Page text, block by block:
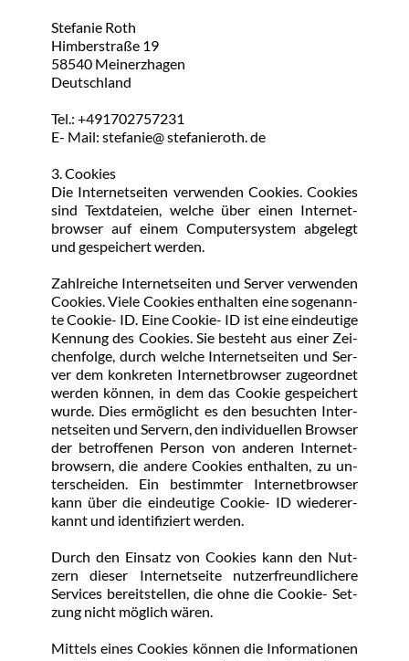
Ste­fa­nie Roth
Him­ber­stra­ße 19
58540 Mein­erz­ha­gen
Deutsch­land
Tel.: +491702757231
E- Mail: ste­fa­nie@ ste­fa­nieroth. de
3. Coo­kies
Die In­ter­net­sei­ten ver­wen­den Coo­kies. Coo­kies
sind Text­da­tei­en, wel­che über ei­nen In­ter­net­
brow­ser auf ei­nem Com­pu­ter­sys­tem ab­ge­legt
und ge­spei­chert wer­den.
Zahl­rei­che In­ter­net­sei­ten und Ser­ver ver­wen­den
Coo­kies. Vie­le Coo­kies ent­hal­ten ei­ne so­ge­nann­
te Coo­kie- ID. Ei­ne Coo­kie- ID ist ei­ne ein­deu­ti­ge
Ken­nung des Coo­kies. Sie be­steht aus ei­ner Zei­
chen­fol­ge, durch wel­che In­ter­net­sei­ten und Ser­
ver dem kon­kre­ten In­ter­net­brow­ser zu­ge­ord­net
wer­den kön­nen, in dem das Coo­kie ge­spei­chert
wur­de. Dies er­mög­licht es den be­such­ten In­ter­
net­sei­ten und Ser­vern, den in­di­vi­du­el­len Brow­ser
der be­trof­fe­nen Per­son von an­de­ren In­ter­net­
brow­sern, die an­de­re Coo­kies ent­hal­ten, zu un­
ter­schei­den. Ein be­stimm­ter In­ter­net­brow­ser
kann über die ein­deu­ti­ge Coo­kie- ID wie­der­er­
kannt und iden­ti­fi­ziert wer­den.
Durch den Ein­satz von Coo­kies kann den Nut­
zern die­ser In­ter­net­sei­te nut­zer­freund­li­che­re
Ser­vices be­reit­stel­len, die oh­ne die Coo­kie- Set­
zung nicht mög­lich wä­ren.
Mit­tels ei­nes Coo­kies kön­nen die In­for­ma­tio­nen